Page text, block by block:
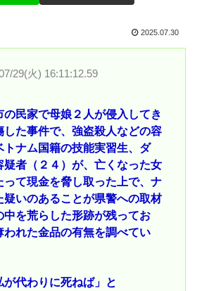
2025.07.30
29(火) 16:11:12.59
民家で母娘２人が侵入してき
した事件で、強盗殺人などの容
トナム国籍の技能実習生、ダ
疑者（２４）が、亡くなった女
って現金を脅し取った上で、ナ
疑いのあることが県警への取材
中を荒らした形跡が残ってお
われた金品の有無を調べてい
が代わりに死ねば」と